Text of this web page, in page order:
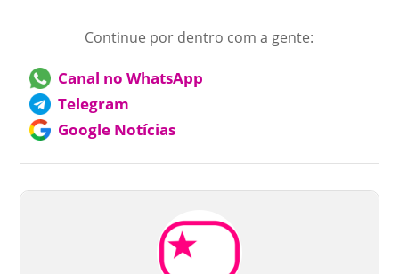
Continue por dentro com a gente:
Canal no WhatsApp
Telegram
Google Notícias